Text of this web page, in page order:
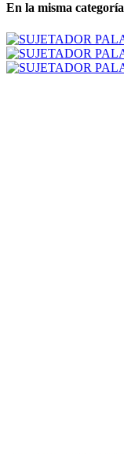
En la misma categoría